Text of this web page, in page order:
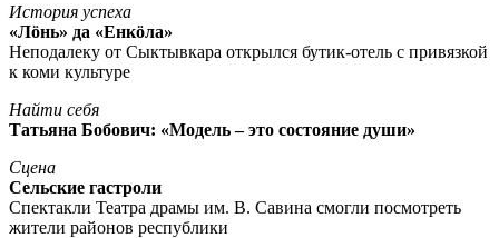
История успеха
«Лöнь» да «Енкöла»
Неподалеку от Сыктывкара открылся бутик-отель с привязкой
к коми культуре
Найти себя
Татьяна Бобович: «Модель – это состояние души»
Сцена
Сельские гастроли
Спектакли Театра драмы им. В. Савина смогли посмотреть
жители районов республики